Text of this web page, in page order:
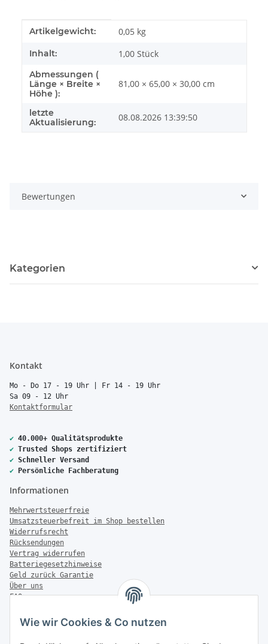
Wie wir Cookies & Co nutzen
Produkteigenschaft
Wert
Artikelgewicht: 0,05 kg
Inhalt: 1,00 Stück
Abmessungen (
Länge × Breite ×
Höhe ):
81,00 × 65,00 × 30,00 cm
letzte
Aktualisierung:
08.08.2026 13:39:50
Bewertungen
Kategorien
Kontakt
Mo - Do 17 - 19 Uhr | Fr 14 - 19 Uhr
Sa 09 - 12 Uhr
Kontaktformular
✔ 40.000+ Qualitätsprodukte
✔ Trusted Shops zertifiziert
✔ Schneller Versand
✔ Persönliche Fachberatung
Informationen
Mehrwertsteuerfreie
Umsatzsteuerbefreit im Shop bestellen
Widerrufsrecht
Rücksendungen
Vertrag widerrufen
Batteriegesetzhinweise
Geld zurück Garantie
Über uns
FAQ
Zahlung & Versand